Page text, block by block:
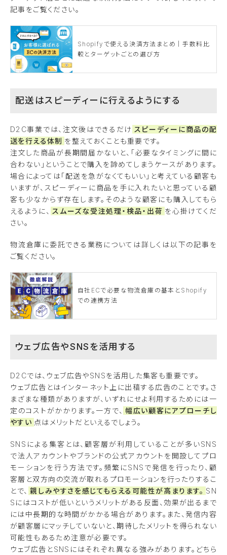
記事をご覧ください。
Shopifyで使える決済方法まとめ｜手数料比
較とターゲットごとの選び方
配送はスピーディーに行えるようにする
D2C事業では、注文後はできるだけ スピーディーに商品の配
送を行える体制 を整えておくことも重要です。
注文した商品が長期間届かないと、「必要なタイミングに間に
合わない」ということで購入を諦めてしまうケースがあります。
場合によっては「配送を急がなくてもいい」と考えている顧客も
いますが、スピーディーに商品を手に入れたいと思っている顧
客も少なからず存在します。そのような顧客にも購入してもら
えるように、 スムーズな受注処理・検品・出荷 を心掛けてくだ
さい。
物流倉庫に委託できる業務については詳しくは以下の記事を
ご覧ください。
自社ECで必要な物流倉庫の基本とShopify
での連携方法
ウェブ広告やSNSを活用する
D2Cでは、ウェブ広告やSNSを活用した集客も重要です。
ウェブ広告とはインターネット上に出稿する広告のことです。さ
まざまな種類がありますが、いずれにせよ利用するためには一
定のコストがかかります。一方で、 幅広い顧客にアプローチし
やすい 点はメリットだといえるでしょう。
SNSによる集客とは、顧客層が利用していることが多いSNS
で法人アカウントやブランドの公式アカウントを開設してプロ
モーションを行う方法です。頻繁にSNSで発信を行ったり、顧
客層と双方向の交流が取れるプロモーションを行ったりするこ
とで、 親しみやすさを感じてもらえる可能性が高まります。 SN
Sにはコストが低いというメリットがある反面、効果が出るまで
には中長期的な時間がかかる場合があります。また、発信内容
が顧客層にマッチしていないと、期待したメリットを得られない
可能性もあるため注意が必要です。
ウェブ広告とSNSにはそれぞれ異なる強みがあります。どちら